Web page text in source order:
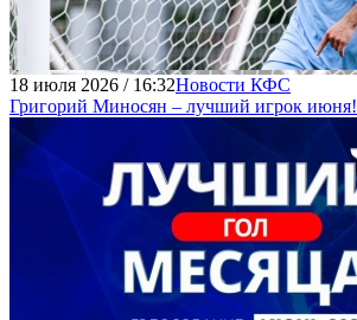
18 июля 2026 / 16:32Новости КФС
Григорий Миносян – лучший игрок июня!